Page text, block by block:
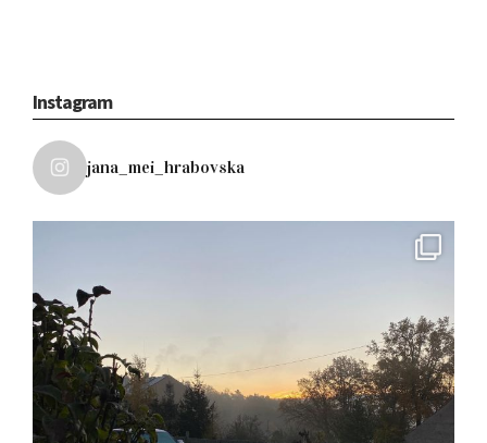
Instagram
jana_mei_hrabovska